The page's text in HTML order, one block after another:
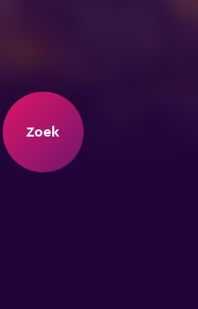
Zoek